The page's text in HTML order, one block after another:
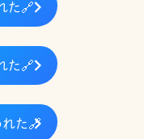
た 🔗
た 🔗
た 🔗